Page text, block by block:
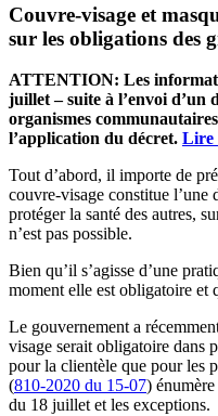
Couvre-visage et
sur les obligations des
ATTENTION: Les
juillet – suite à l’envoi d’un
organismes
l’application du décret. Lire
Tout d’abord, il importe de
couvre-visage constitue l’une
protéger la santé des autres,
n’est pas possible.
Bien qu’il s’agisse d’une
moment elle est obligatoire et
Le gouvernement a
visage serait obligatoire dans p
pour la clientèle que pour les
(810-2020 du 15-07)
du 18 juillet et les exceptions.